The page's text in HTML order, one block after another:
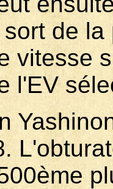
de
vitesse
l'EV